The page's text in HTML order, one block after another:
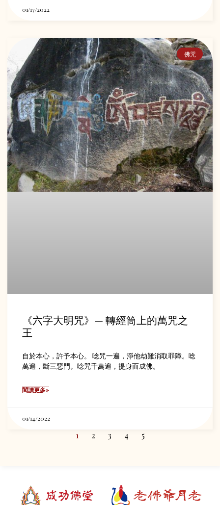
01/17/2022
佛咒
《六字大明咒》— 轉經筒上的萬咒之
王
自於本心，許予本心。 唸咒一遍，淨他劫難消取罪障。唸
萬遍，斷三惡門。唸咒千萬遍，提身而成佛。
閱讀更多»
01/14/2022
1 2 3 4 5